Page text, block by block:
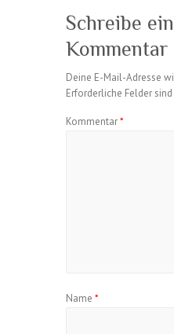
Schreibe
Kommentar
Deine E-Mail-Adresse
Erforderliche Felder
Kommentar*
Name *